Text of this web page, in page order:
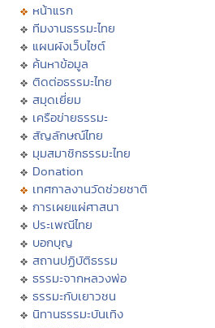
หน้าแรก
ทีมงานธรรมะไทย
แผนผังเว็บไซต์
ค้นหาข้อมูล
ติดต่อธรรมะไทย
สมุดเยี่ยม
เครือข่ายธรรมะ
สัญลักษณ์ไทย
มุมสมาชิกธรรมะไทย
Donation
เทศกาลงานวัดช่วยชาติ
การเผยแผ่ศาสนา
ประเพณีไทย
บอกบุญ
สถานปฏิบัติธรรม
ธรรมะจากหลวงพ่อ
ธรรมะกับเยาวชน
นิทานธรรมะบันเทิง